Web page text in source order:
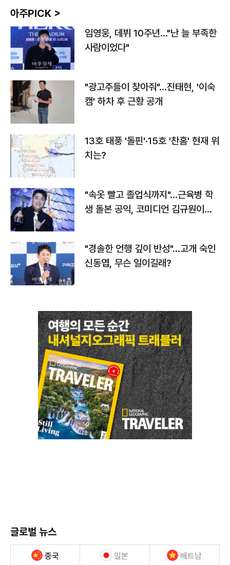
아주PICK >
임영웅, 데뷔 10주년…"난 늘 부족한
사람이었다"
"광고주들이 찾아줘"…진태현, '이숙
캠' 하차 후 근황 공개
13호 태풍 '돌핀'·15호 '찬홈' 현재 위
치는?
"속옷 빨고 졸업식까지"…근육병 학
생 돌본 공익, 코미디언 김규원이었
"경솔한 언행 깊이 반성"…고개 숙인
신동엽, 무슨 일이길래?
글로벌 뉴스
중국 일본 베트남